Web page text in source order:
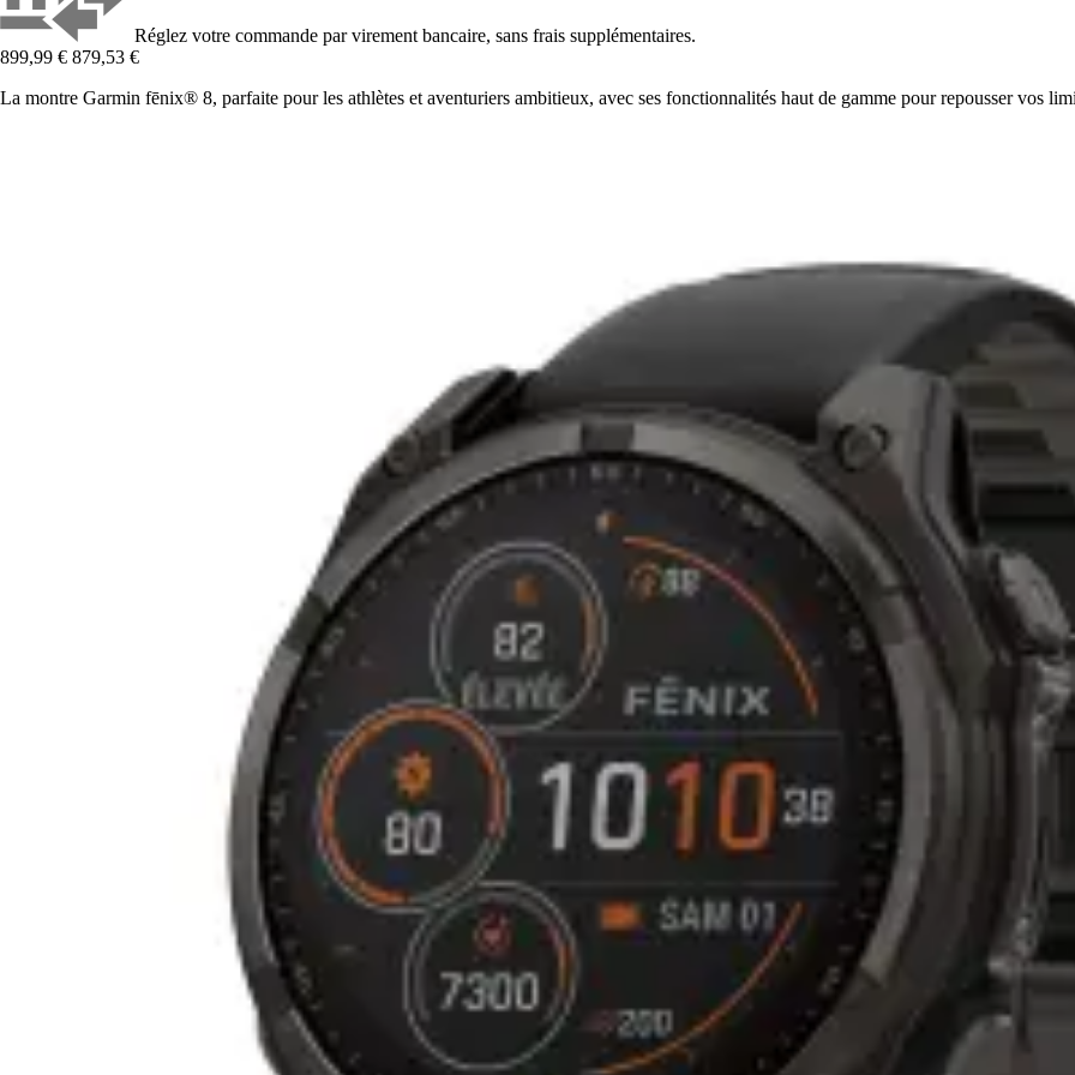
Réglez votre commande par virement bancaire, sans frais supplémentaires.
899,99 € 879,53 €
La montre Garmin fēnix® 8, parfaite pour les athlètes et aventuriers ambitieux, avec ses fonctionnalités haut de gamme pour repousser vos